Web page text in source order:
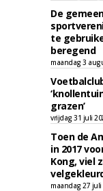
De
te
beregend
maandag 3
grazen’
vrijdag 31 juli
Toen de
in 2017
Kong, viel
maandag 27 juli